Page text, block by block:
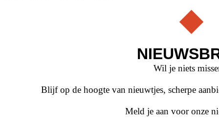
Wil je niets
Blijf op de hoogte van nieuwtjes, scherpe
Meld je aan voor onze